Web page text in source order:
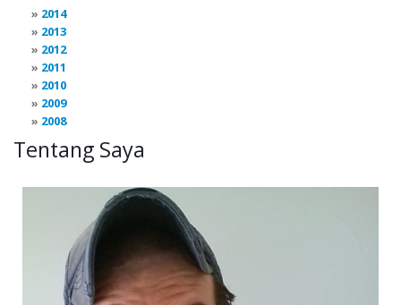
2014
2013
2012
2011
2010
2009
2008
Tentang Saya